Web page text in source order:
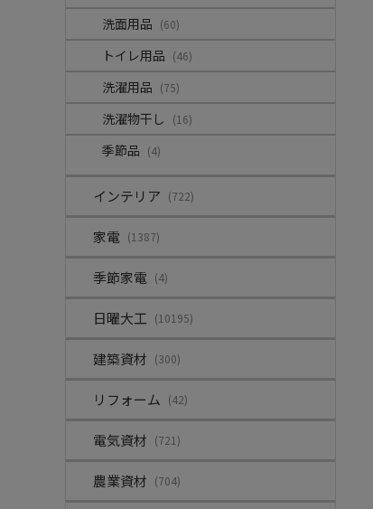
洗面用品 (60)
トイレ用品 (46)
洗濯用品 (75)
洗濯物干し (16)
季節品 (4)
インテリア (722)
家電 (1387)
季節家電 (4)
日曜大工 (10195)
建築資材 (300)
リフォーム (42)
電気資材 (721)
農業資材 (704)